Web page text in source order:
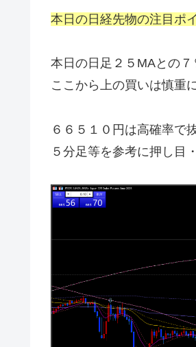
本日の日経先物の注目ポ
本日の日足２５MAとの７
ここから上の買いは慎重
６６５１０円は高確率で
５分足等を参考に押し目